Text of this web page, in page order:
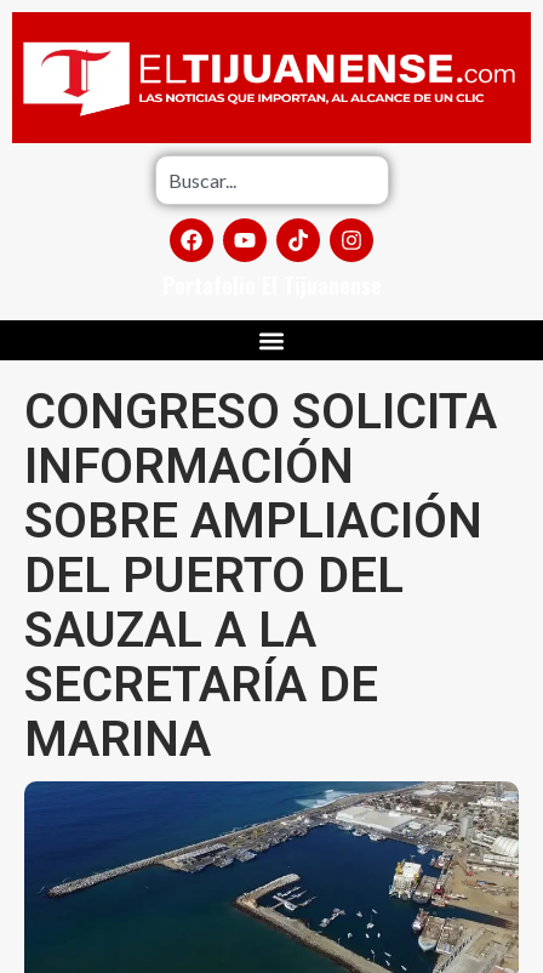
CONGRESO SOLICITA
INFORMACIÓN
SOBRE AMPLIACIÓN
DEL PUERTO DEL
SAUZAL A LA
SECRETARÍA DE
MARINA